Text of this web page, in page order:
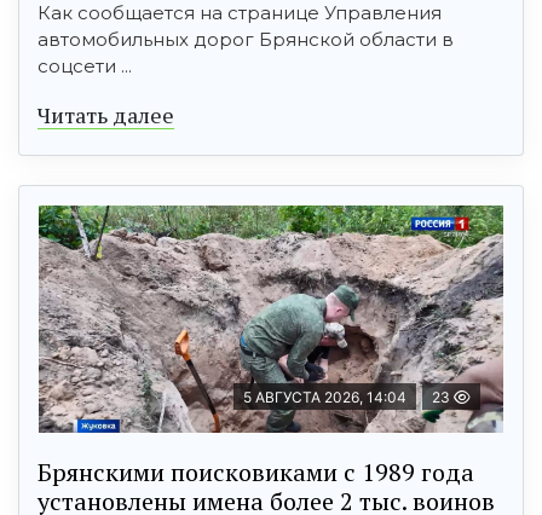
Как сообщается на странице Управления
автомобильных дорог Брянской области в
соцсети ...
Читать далее
5 АВГУСТА 2026, 14:04 23
Брянскими поисковиками с 1989 года
установлены имена более 2 тыс. воинов